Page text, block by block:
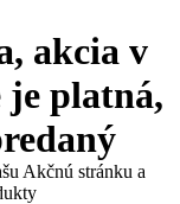
akcia v
platná,
Akčnú stránku a